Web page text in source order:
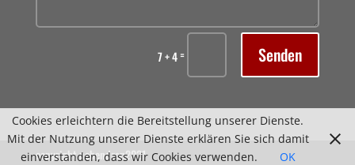
7 + 4= Senden
copyright nebendran2021
Cookies erleichtern die Bereitstellung unserer Dienste.
Mit der Nutzung unserer Dienste erklären Sie sich damit
einverstanden, dass wir Cookies verwenden.
OK